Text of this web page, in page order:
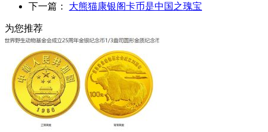
下一篇： 大熊猫康银阁卡币是中国之瑰宝
为您推荐